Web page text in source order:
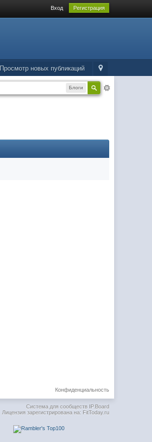
Вход Регистрация
Просмотр новых публикаций
Блоги
Конфиденциальность
Система для сообществ IP.Board
Лицензия зарегистрирована на: FitToday.ru